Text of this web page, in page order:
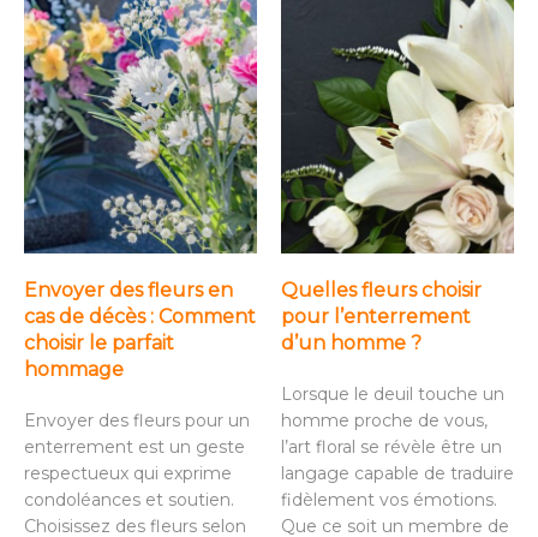
Envoyer des fleurs en
cas de décès : Comment
choisir le parfait
hommage
Envoyer des fleurs pour un
enterrement est un geste
respectueux qui exprime
condoléances et soutien.
Choisissez des fleurs selon
Quelles fleurs choisir
pour l’enterrement
d’un homme ?
Lorsque le deuil touche un
homme proche de vous,
l’art floral se révèle être un
langage capable de traduire
fidèlement vos émotions.
Que ce soit un membre de